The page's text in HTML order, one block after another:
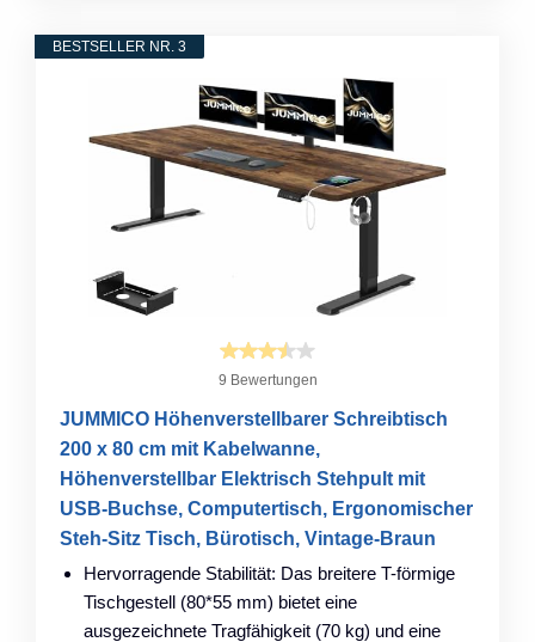
BESTSELLER NR. 3
9 Bewertungen
JUMMICO Höhenverstellbarer Schreibtisch
200 x 80 cm mit Kabelwanne,
Höhenverstellbar Elektrisch Stehpult mit
USB-Buchse, Computertisch, Ergonomischer
Steh-Sitz Tisch, Bürotisch, Vintage-Braun
Hervorragende Stabilität: Das breitere T-förmige
Tischgestell (80*55 mm) bietet eine
ausgezeichnete Tragfähigkeit (70 kg) und eine